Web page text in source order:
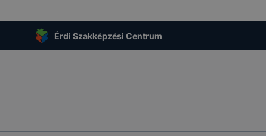
Érdi Szakképzési Centrum